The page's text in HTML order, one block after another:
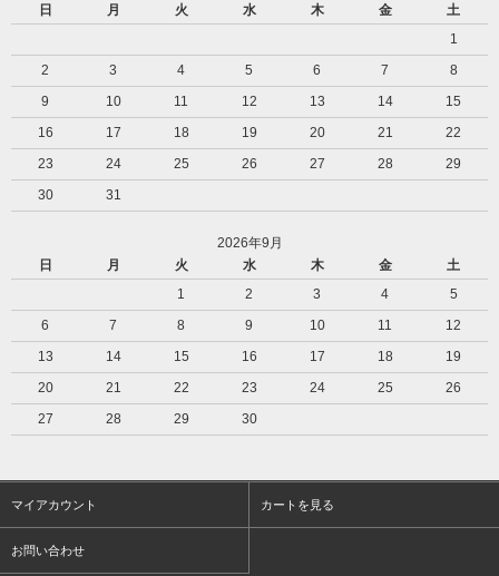
日
月 火 水 木 金
土
1
2
3 4 5 6 7
8
9
10 11 12 13 14
15
16
17 18 19 20 21
22
23
24 25 26 27 28
29
30
31
2026年9月
日
月 火 水 木 金
土
1
2 3 4
5
6
7 8 9 10 11
12
13
14 15 16 17 18
19
20
21 22 23 24 25
26
27
28 29 30
マイアカウント カートを見る
お問い合わせ